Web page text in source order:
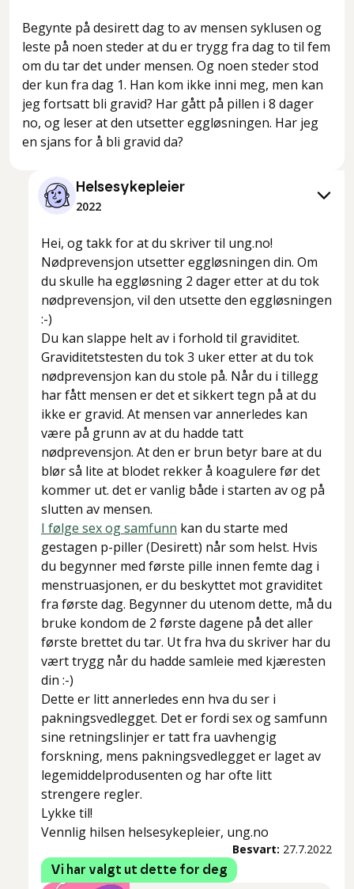
Begynte på desirett dag to av mensen syklusen og
leste på noen steder at du er trygg fra dag to til fem
om du tar det under mensen. Og noen steder stod
der kun fra dag 1. Han kom ikke inni meg, men kan
jeg fortsatt bli gravid? Har gått på pillen i 8 dager
no, og leser at den utsetter eggløsningen. Har jeg
en sjans for å bli gravid da?
Helsesykepleier
2022
Hei, og takk for at du skriver til ung.no!
Nødprevensjon utsetter eggløsningen din. Om
du skulle ha eggløsning 2 dager etter at du tok
nødprevensjon, vil den utsette den eggløsningen
:-)
Du kan slappe helt av i forhold til graviditet.
Graviditetstesten du tok 3 uker etter at du tok
nødprevensjon kan du stole på. Når du i tillegg
har fått mensen er det et sikkert tegn på at du
ikke er gravid. At mensen var annerledes kan
være på grunn av at du hadde tatt
nødprevensjon. At den er brun betyr bare at du
blør så lite at blodet rekker å koagulere før det
kommer ut. det er vanlig både i starten av og på
slutten av mensen.
I følge sex og samfunn kan du starte med
gestagen p-piller (Desirett) når som helst. Hvis
du begynner med første pille innen femte dag i
menstruasjonen, er du beskyttet mot graviditet
fra første dag. Begynner du utenom dette, må du
bruke kondom de 2 første dagene på det aller
første brettet du tar. Ut fra hva du skriver har du
vært trygg når du hadde samleie med kjæresten
din :-)
Dette er litt annerledes enn hva du ser i
pakningsvedlegget. Det er fordi sex og samfunn
sine retningslinjer er tatt fra uavhengig
forskning, mens pakningsvedlegget er laget av
legemiddelprodusenten og har ofte litt
strengere regler.
Lykke til!
Vennlig hilsen helsesykepleier, ung.no
Besvart: 27.7.2022
Vi har valgt ut dette for deg